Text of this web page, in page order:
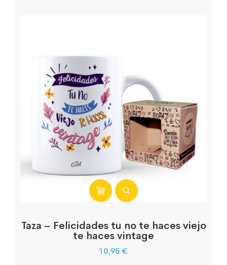
Taza – Felicidades tu no te haces viejo
te haces vintage
10,95 €